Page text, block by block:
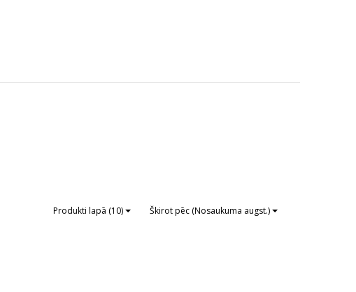
Produkti lapā (10) Škirot pēc (Nosaukuma augst.)